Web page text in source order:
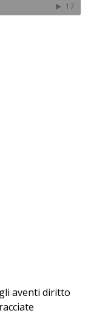
aventi diritto